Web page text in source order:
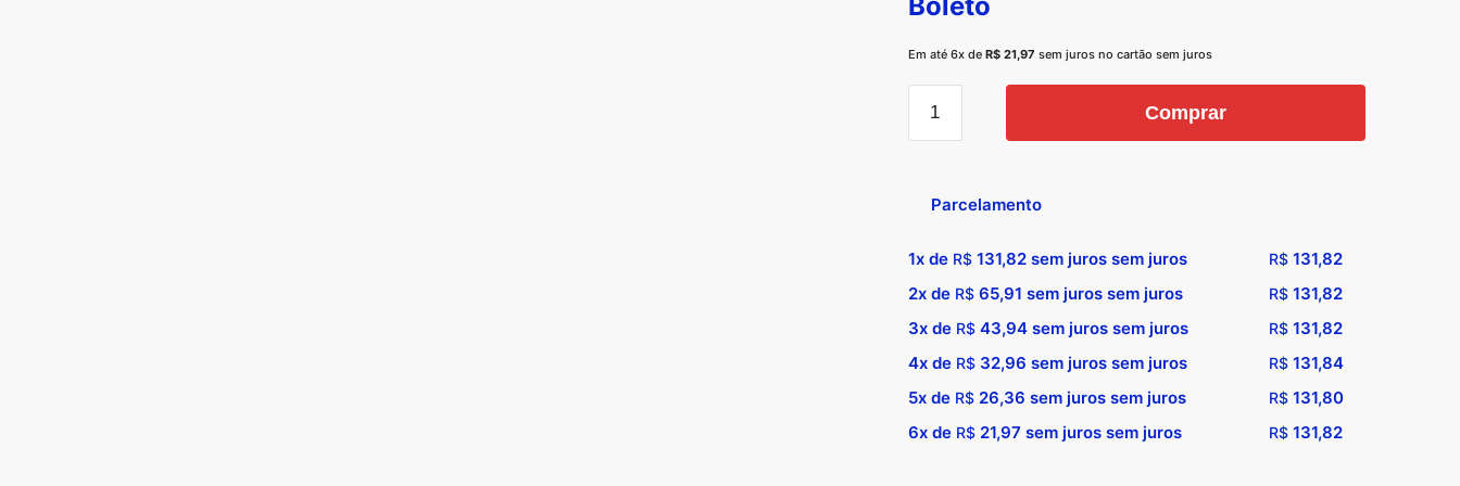
Em até 6x de R$21,97 sem juros no cartão sem juros
Teste
de
005
12V
-
Kitest
quantidade
Comprar
Parcelamento
1x de R$131,82sem juros sem juros R$131,82
2x de R$65,91 sem juros sem juros R$131,82
3x de R$43,94sem juros sem juros R$131,82
4x de R$32,96 sem juros sem juros R$131,84
5x de R$26,36 sem juros sem juros R$131,80
6x de R$21,97 sem juros sem juros R$131,82